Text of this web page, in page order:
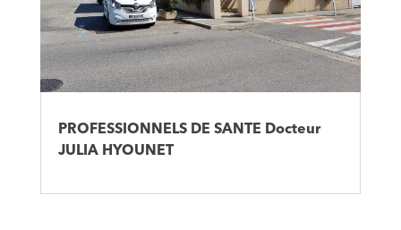
PROFESSIONNELS DE SANTE Docteur
JULIA HYOUNET